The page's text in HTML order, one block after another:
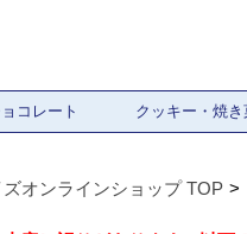
コレート クッキー・焼き
ズオンラインショップ TOP